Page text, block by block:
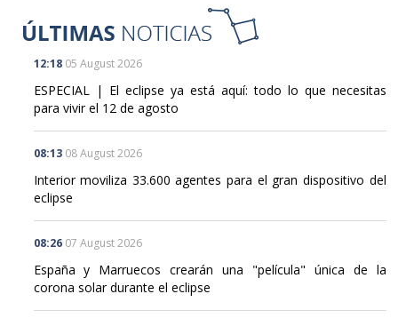
12:18 05 August 2026
ESPECIAL | El eclipse ya está aquí: todo lo que necesitas
para vivir el 12 de agosto
08:13 08 August 2026
Interior moviliza 33.600 agentes para el gran dispositivo del
eclipse
08:26 07 August 2026
España y Marruecos crearán una "película" única de la
corona solar durante el eclipse